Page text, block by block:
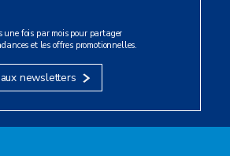
une fois par mois pour partager
et les offres promotionnelles.
newsletters